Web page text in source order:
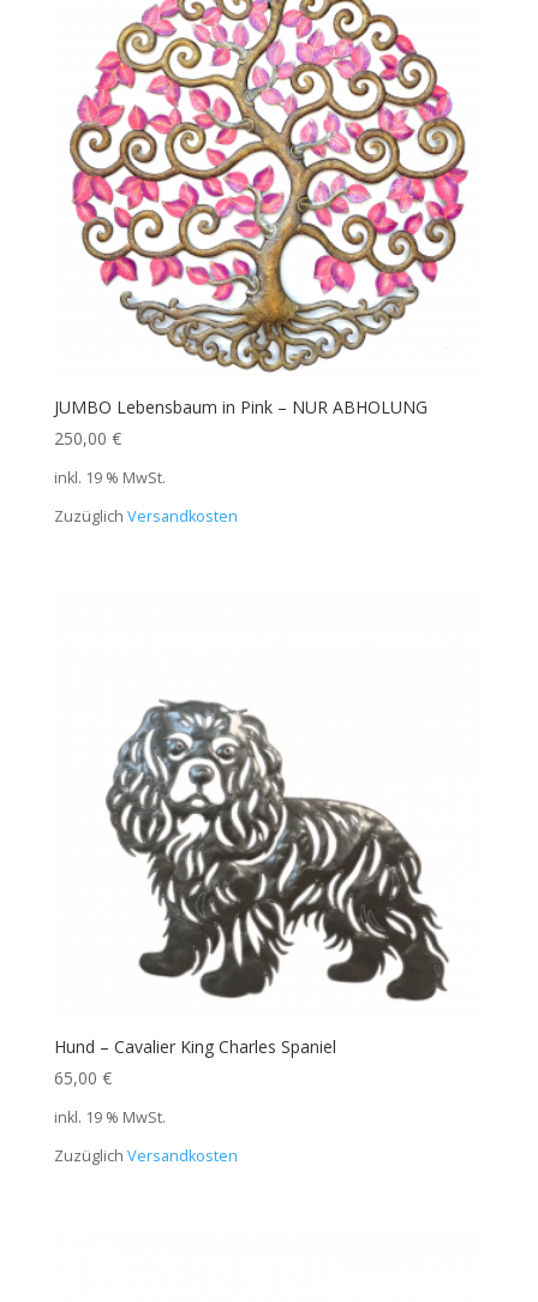
JUMBO Lebensbaum in Pink – NUR ABHOLUNG
250,00 €
inkl. 19 % MwSt.
Zuzüglich Versandkosten
Hund – Cavalier King Charles Spaniel
65,00 €
inkl. 19 % MwSt.
Zuzüglich Versandkosten